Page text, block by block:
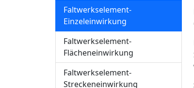
Faltwerkselement-
Einzeleinwirkung
Faltwerkselement-
Flächeneinwirkung
Faltwerkselement-
Streckeneinwirkung